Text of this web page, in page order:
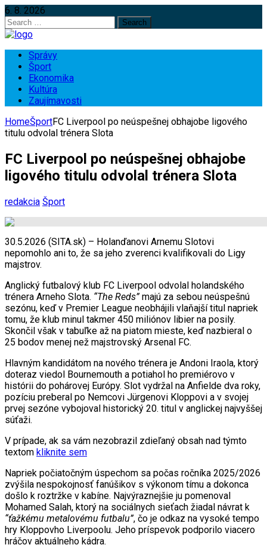
6. 8. 2026
Search
for:
Správy
Šport
Ekonomika
Kultúra
Zaujímavosti
HomeŠportFC Liverpool po neúspešnej obhajobe ligového
titulu odvolal trénera Slota
FC Liverpool po neúspešnej obhajobe
ligového titulu odvolal trénera Slota
redakcia Šport
30.5.2026 (SITA.sk) – Holanďanovi Arnemu Slotovi
nepomohlo ani to, že sa jeho zverenci kvalifikovali do Ligy
majstrov.
Anglický futbalový klub FC Liverpool odvolal holandského
trénera Arneho Slota. “The Reds”majú za sebou neúspešnú
sezónu, keď v Premier League neobhájili vlaňajší titul napriek
tomu, že klub minul takmer 450 miliónov libier na posily.
Skončil však v tabuľke až na piatom mieste, keď nazbieral o
25 bodov menej než majstrovský Arsenal FC.
Hlavným kandidátom na nového trénera je Andoni Iraola, ktorý
doteraz viedol Bournemouth a potiahol ho premiérovo v
histórii do pohárovej Európy. Slot vydržal na Anfielde dva roky,
pozíciu preberal po Nemcovi Jürgenovi Kloppovi a v svojej
prvej sezóne vybojoval historický 20. titul v anglickej najvyššej
súťaži.
V prípade, ak sa vám nezobrazil zdieľaný obsah nad týmto
textom kliknite sem
Napriek počiatočným úspechom sa počas ročníka 2025/2026
zvýšila nespokojnosť fanúšikov s výkonom tímu a dokonca
došlo k roztržke v kabíne. Najvýraznejšie ju pomenoval
Mohamed Salah, ktorý na sociálnych sieťach žiadal návrat k
“ťažkému metalovému futbalu”, čo je odkaz na vysoké tempo
hry Kloppovho Liverpoolu. Jeho príspevok podporilo viacero
hráčov aktuálneho kádra.